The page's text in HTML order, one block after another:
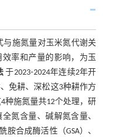
与施氮量对玉米氮代谢关
率和产量的影响，为玉
于2023⁃2024年连续2年开
免耕、深松这3种耕作方
种施氮量共12个处理，研
氮含量、碱解氮含量、
胺合成酶活性（GSA）、